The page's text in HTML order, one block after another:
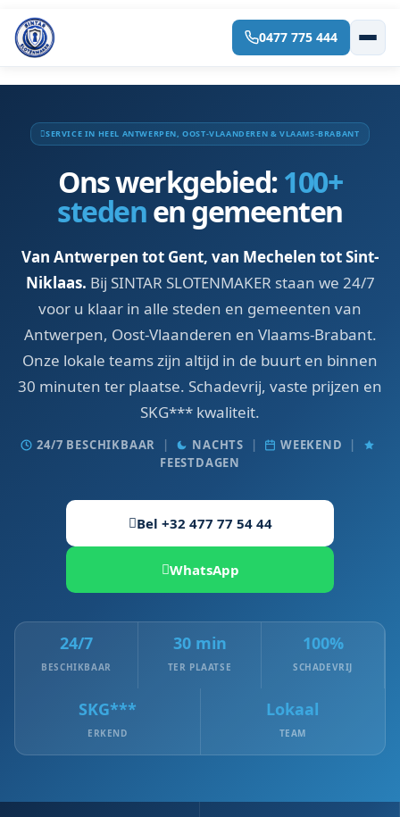
Spring
0477 775 444
SERVICE IN HEEL ANTWERPEN, OOST-VLAANDEREN & VLAAMS-BRABANT
Ons werkgebied:100+
stedenen gemeenten
Van Antwerpen tot Gent, van Mechelen tot Sint-
Niklaas. Bij SINTAR SLOTENMAKER staan we 24/7
voor u klaar in alle steden en gemeenten van
Antwerpen, Oost-Vlaanderen en Vlaams-Brabant.
Onze lokale teams zijn altijd in de buurt en binnen
30 minuten ter plaatse. Schadevrij, vaste prijzen en
SKG*** kwaliteit.
24/7 BESCHIKBAAR | NACHTS | WEEKEND
|
FEESTDAGEN
Bel +32 477 77 54 44
WhatsApp
24/7
BESCHIKBAAR
30 min
TER PLAATSE
100%
SCHADEVRIJ
SKG***
ERKEND
Lokaal
TEAM